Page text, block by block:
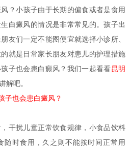
？小孩子由于长期的偏食或者是食用
白癜风的情况是非常常见的。孩子出
友们一定不能图便宜就选择小诊所、
就是日常家长朋友对患儿的护理措施
子也会患白癜风？我们一起看看昆明
解吧。
子也会患白癜风？
扰儿童正常饮食规律，小食品饮料
随时食用，久之则不能按时间正常用